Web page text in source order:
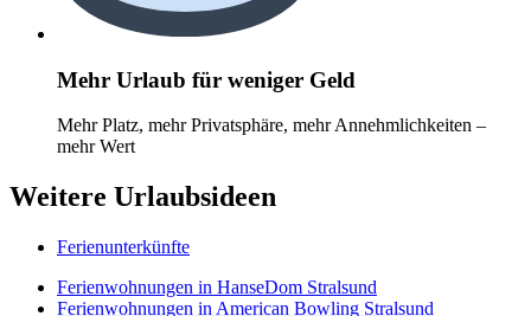
Mehr Urlaub für weniger Geld
Mehr Platz, mehr Privatsphäre, mehr Annehmlichkeiten –
mehr Wert
Weitere Urlaubsideen
Ferienunterkünfte
Ferienwohnungen in HanseDom Stralsund
Ferienwohnungen in American Bowling Stralsund